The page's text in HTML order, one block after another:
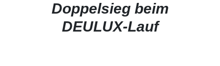
Doppelsieg beim
DEULUX-Lauf